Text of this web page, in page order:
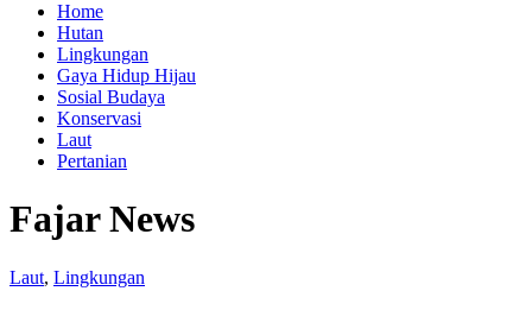
Home
Hutan
Lingkungan
Gaya Hidup Hijau
Sosial Budaya
Konservasi
Laut
Pertanian
Fajar News
Laut, Lingkungan